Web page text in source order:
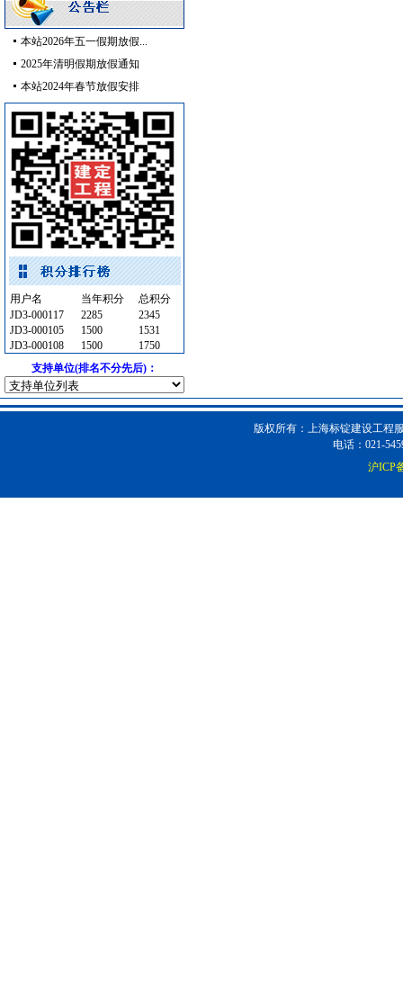
变频给水设备 [采购中]
油漆涂料 [采购中]
供水设备 [采购中]
门窗玻璃 [采购中]
阀门 [采购中]
PVC窗帘 [采购中]
工控电器 [采购中]
线槽线管 [采购中]
消防水泵接合器 [采购中]
供水设备 [采购中]
泵
[采购中]
光源灯具 [采购中]
家具饰材 [采购中]
阀门组件室外排水 [采购中]
电线电缆
[采购中]
安全防范 [采购中]
消防火警 [采购中]
低压电器 [采购中]
本站2026年五一假期放假...
2025年清明假期放假通知
本站2024年春节放假安排
用户名 当年积分
总积分
JD3-000117
2285
2345
JD3-000105
1500
1531
JD3-000108
1500
1750
支持单位(排名不分先后)：
版权所有：上海标锭建设工程
电话：021-
沪ICP